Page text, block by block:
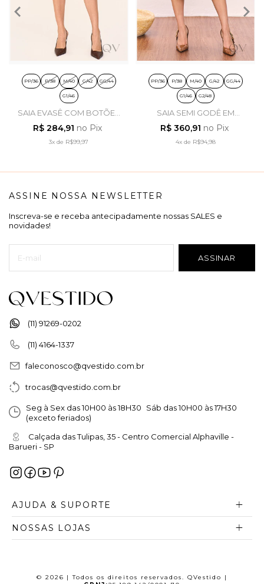
PP/36 P/38 M/40 G/42 GG/44
G1/46
SAIA EVASÊ COM BOTÕES
EM JEANS ESCURO - LAURA
ROSA
R$ 284,91 no Pix
3x de R$99,97
PP/36 P/38 M/40 G/42 GG/44
G1/46 G2/48
SAIA SEMI GODÊ EM
ALGODÃO LISTRADO -
TITANIUM JEANS
R$ 360,91 no Pix
4xde R$94,98
(11) 91269-0202
(11) 4164-1337
faleconosco@qvestido.com.br
trocas@qvestido.com.br
Seg à Sex das 10H00 às 18H30 Sáb das 10H00 às 17H30
(exceto feriados)
Calçada das Tulipas, 35 - Centro Comercial Alphaville -
Barueri - SP
AJUDA & SUPORTE
NOSSAS LOJAS
ASSINE NOSSA NEWSLETTER
Inscreva-se e receba antecipadamente nossas SALES e
novidades!
© 2026 | Todos os direitos reservados. QVestido |